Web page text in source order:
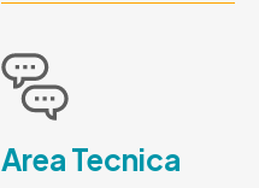
Area Tecnica